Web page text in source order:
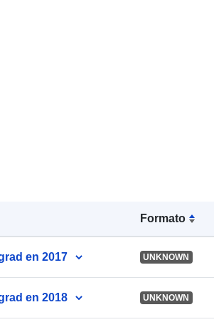
Formato
en 2017 UNKNOWN
en 2018 UNKNOWN